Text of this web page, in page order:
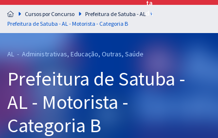
Preparação completa e intensiva para as principais
residências em saúde do Brasil
Cursos 20% OFF
Pós
Graduação
Cursos por Concurso
Prefeitura de Satuba - AL
Prefeitura de Satuba - AL - Motorista - Categoria B
AL - Administrativas, Educação, Outras, Saúde
Prefeitura de Satuba -
AL - Motorista -
Categoria B